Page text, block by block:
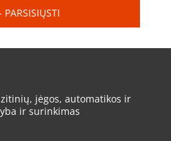
PARSISIŲSTI
jėgos, automatikos ir
ir surinkimas